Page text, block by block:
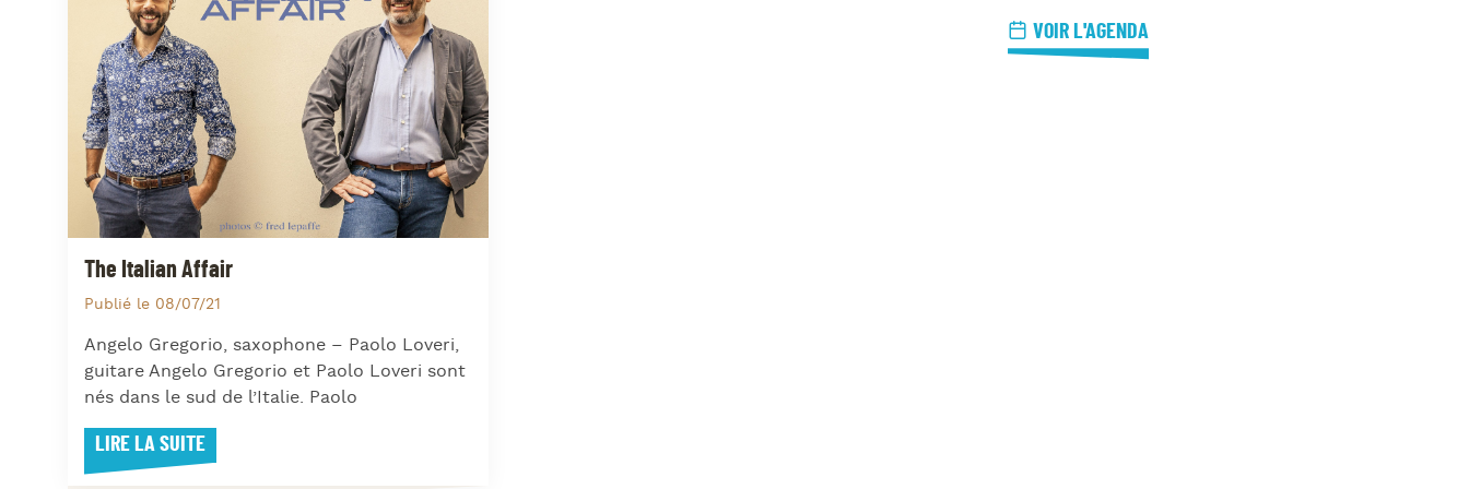
Les Midis-Jazz
The Italian Affair
Publié le 08/07/21
Angelo Gregorio, saxophone – Paolo Loveri,
guitare Angelo Gregorio et Paolo Loveri sont
nés dans le sud de l’Italie. Paolo
LIRE LA SUITE
VOIR L'AGENDA